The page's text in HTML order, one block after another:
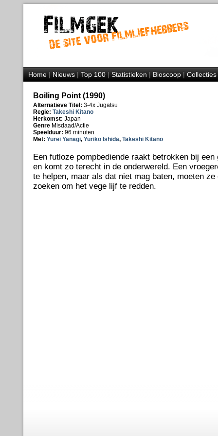
Home|Nieuws|Top 100|Statistieken|Bioscoop|Collecties
Boiling Point (1990)
Alternatieve Titel: 3-4x Jugatsu
Regie: Takeshi Kitano
Herkomst: Japan
Genre Misdaad/Actie
Speelduur: 96 minuten
Met: Yurei Yanagi, Yuriko Ishida, Takeshi Kitano
Een futloze pompbediende raakt betrokken bij
en komt zo terecht in de onderwereld. Een
te helpen, maar als dat niet mag baten, moeten ze
zoeken om het vege lijf te redden.